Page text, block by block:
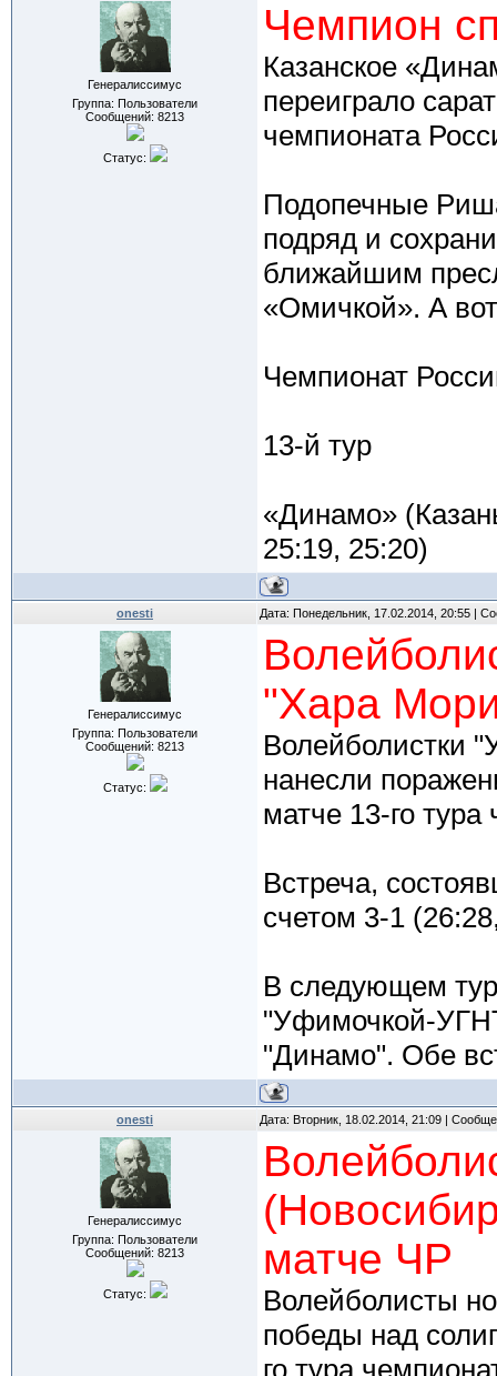
Генералиссимус
Группа: Пользователи
Сообщений: 8213
Статус:
Чемпион
Казанское
переиграло
чемпионата
Подопечные
подряд и
ближайшим
«Омичкой». А
Чемпионат
13-й тур
«Динамо»
25:19, 25:20)
onesti Дата: Понедельник, 17.02.2014, 20:55 |
Генералиссимус
Группа: Пользователи
Сообщений: 8213
Статус:
"Хара
Волейболистки
нанесли
матче 13-го
Встреча,
счетом 3-1
В следующем
"Уфимочкой-
"Динамо". Обе
onesti Дата: Вторник, 18.02.2014, 21:09 |
Генералиссимус
Группа: Пользователи
Сообщений: 8213
Статус:
матче ЧР
Волейболисты
победы над
го тура